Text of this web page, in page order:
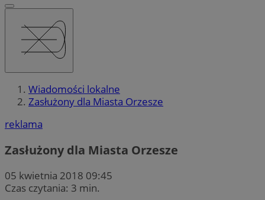
Wiadomości lokalne
Zasłużony dla Miasta Orzesze
reklama
Zasłużony dla Miasta Orzesze
05 kwietnia 2018 09:45
Czas czytania: 3 min.